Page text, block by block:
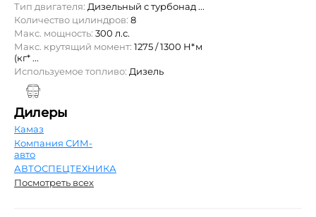
Тип двигателя: Дизельный с турбонад ...
Количество цилиндров: 8
Макс. мощность: 300 л.с.
Макс. крутящий момент: 1275 / 1300 Н*м
(кг* ...
Используемое топливо: Дизель
Дилеры
Камаз
Компания СИМ-
авто
АВТОСПЕЦТЕХНИКА
Посмотреть всех